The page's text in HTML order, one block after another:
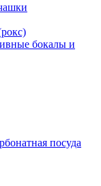
бокалы и
посуда